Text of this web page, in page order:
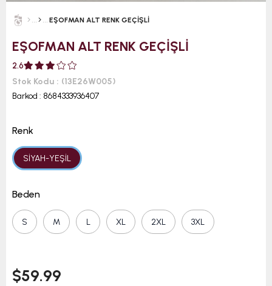
EŞOFMAN ALT RENK GEÇİŞLİ
EŞOFMAN ALT RENK GEÇİŞLİ
2.6
Stok Kodu
(13E26W005)
Barkod : 8684333936407
Renk
SİYAH-YEŞİL
Beden
S M L XL 2XL 3XL
$59.99